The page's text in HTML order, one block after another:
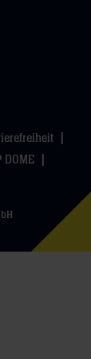
DOME
Youtube
uns aufuns auf